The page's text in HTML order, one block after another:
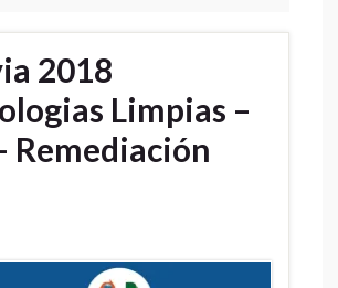
2018
Limpias –
Remediación